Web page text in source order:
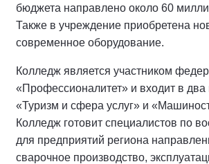
бюджета направлено около 60
Также в учреждение приобретена
современное оборудование.
Колледж является участником
«Профессионалитет» и входит в два
«Туризм и сфера услуг» и
Колледж готовит специалистов по
для предприятий региона
сварочное производство,